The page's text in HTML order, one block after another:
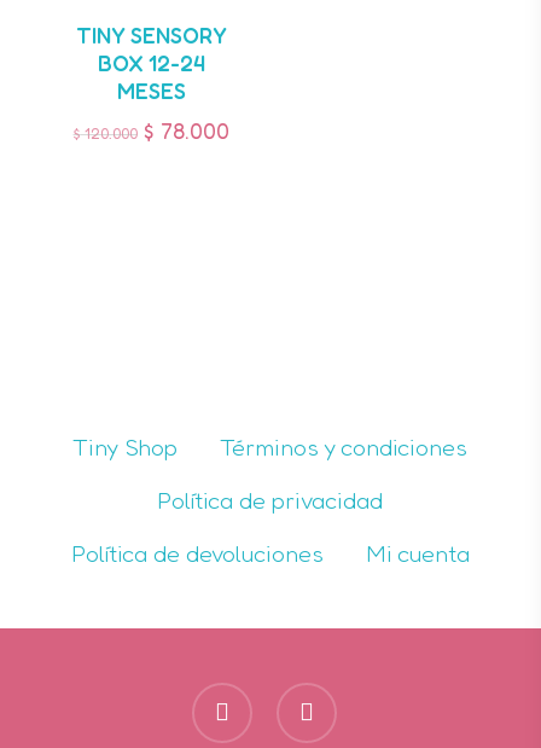
TINY SENSORY
BOX 12-24
MESES
$120.000 $ 78.000
Tiny Shop
Términos y condiciones
Política de privacidad
Política de devoluciones
Mi cuenta
facebook instagram